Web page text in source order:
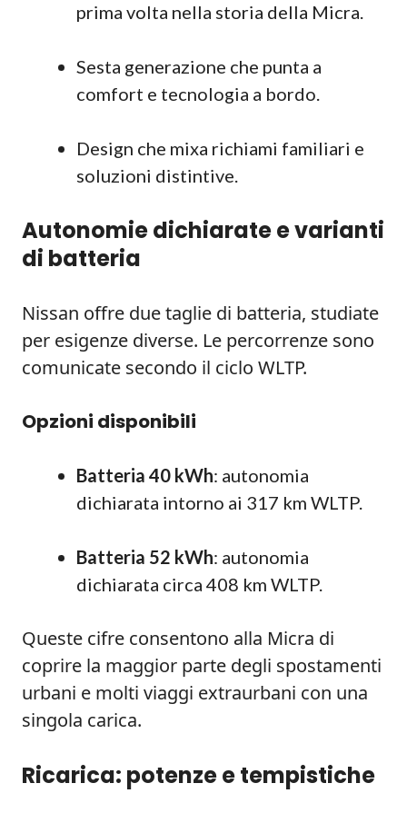
prima volta nella storia della Micra.
Sesta generazione che punta a
comfort e tecnologia a bordo.
Design che mixa richiami familiari e
soluzioni distintive.
Autonomie dichiarate e varianti
di batteria
Nissan offre due taglie di batteria, studiate
per esigenze diverse. Le percorrenze sono
comunicate secondo il ciclo WLTP.
Opzioni disponibili
Batteria 40 kWh: autonomia
dichiarata intorno ai 317 km WLTP.
Batteria 52 kWh: autonomia
dichiarata circa 408 km WLTP.
Queste cifre consentono alla Micra di
coprire la maggior parte degli spostamenti
urbani e molti viaggi extraurbani con una
singola carica.
Ricarica: potenze e tempistiche